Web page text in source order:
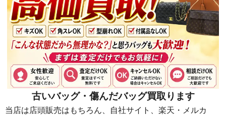
古いバッグ・傷んだバッグ買取ります
当店は店頭販売はもちろん、自社サイト、楽天・メルカ